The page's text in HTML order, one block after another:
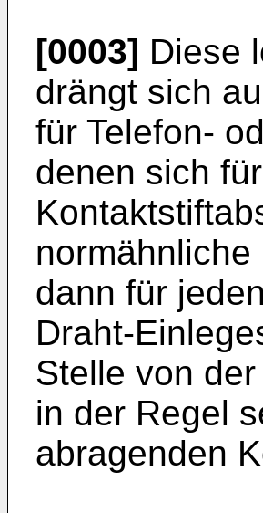
[0003] Diese
drängt sich
für Telefon-
denen sich
dann für
Draht-
Stelle von
in der Regel
abragenden